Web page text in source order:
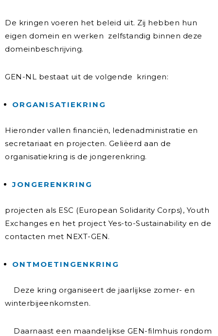
De kringen voeren het beleid uit. Zij hebben hun
eigen domein en werken zelfstandig binnen deze
domeinbeschrijving.
GEN-NL bestaat uit de volgende kringen:
ORGANISATIEKRING
Hieronder vallen financiën, ledenadministratie en
secretariaat en projecten. Geliëerd aan de
organisatiekring is de jongerenkring.
JONGERENKRING
projecten als ESC (European Solidarity Corps), Youth
Exchanges en het project Yes-to-Sustainability en de
contacten met NEXT-GEN.
ONTMOETINGENKRING
Deze kring organiseert de jaarlijkse zomer- en
winterbijeenkomsten.
Daarnaast een maandelijkse GEN-filmhuis rondom